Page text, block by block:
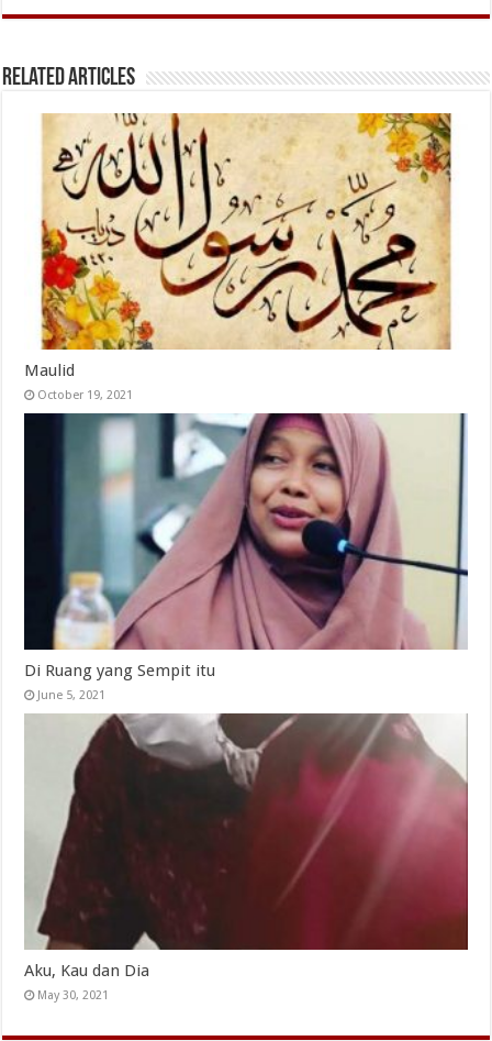
Related Articles
Maulid
October 19, 2021
Di Ruang yang Sempit itu
June 5, 2021
Aku, Kau dan Dia
May 30, 2021